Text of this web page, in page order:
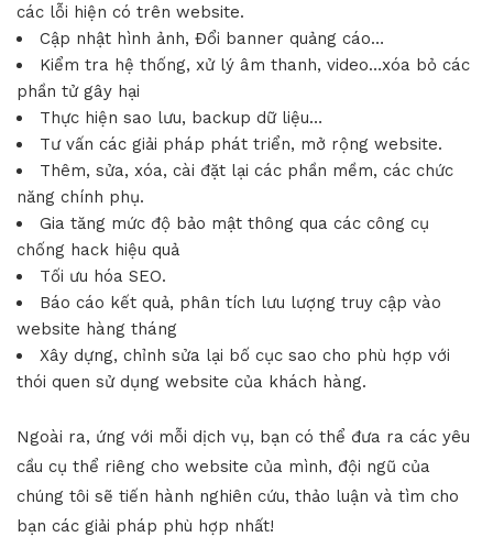
các lỗi hiện có trên website.
Cập nhật hình ảnh, Đổi banner quảng cáo…
Kiểm tra hệ thống, xử lý âm thanh, video…xóa bỏ các
phần tử gây hại
Thực hiện sao lưu, backup dữ liệu…
Tư vấn các giải pháp phát triển, mở rộng website.
Thêm, sửa, xóa, cài đặt lại các phần mềm, các chức
năng chính phụ.
Gia tăng mức độ bảo mật thông qua các công cụ
chống hack hiệu quả
Tối ưu hóa SEO.
Báo cáo kết quả, phân tích lưu lượng truy cập vào
website hàng tháng
Xây dựng, chỉnh sửa lại bố cục sao cho phù hợp với
thói quen sử dụng website của khách hàng.
Ngoài ra, ứng với mỗi dịch vụ, bạn có thể đưa ra các yêu
cầu cụ thể riêng cho website của mình, đội ngũ của
chúng tôi sẽ tiến hành nghiên cứu, thảo luận và tìm cho
bạn các giải pháp phù hợp nhất!